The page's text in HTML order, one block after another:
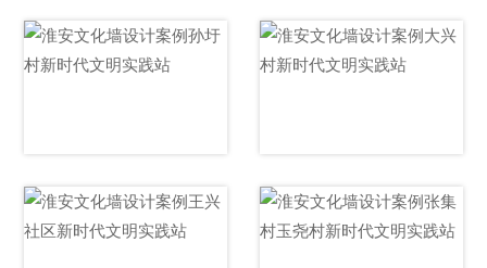
老郑村文化墙设计 五里村文化墙设计
孙圩村文明实践站
文化墙
大兴村文明实践站
文化墙